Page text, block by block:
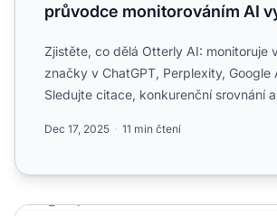
průvodce monitorováním AI
Zjistěte, co dělá Otterly AI: monitoruje
značky v ChatGPT, Perplexity, Google
Sledujte citace, konkurenční srovnání
Dec 17, 2025 11 min čtení